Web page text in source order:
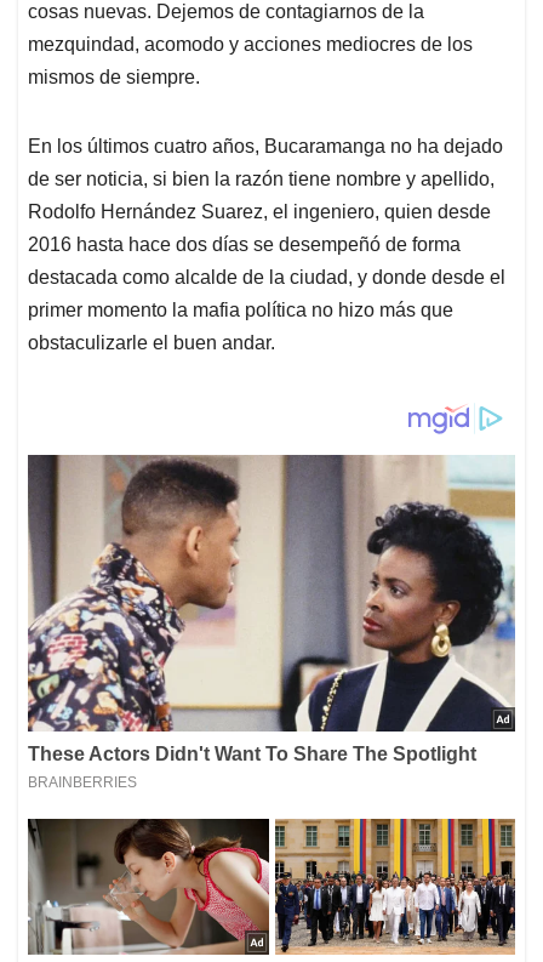
cosas nuevas. Dejemos de contagiarnos de la
mezquindad, acomodo y acciones mediocres de los
mismos de siempre.
En los últimos cuatro años, Bucaramanga no ha dejado
de ser noticia, si bien la razón tiene nombre y apellido,
Rodolfo Hernández Suarez, el ingeniero, quien desde
2016 hasta hace dos días se desempeñó de forma
destacada como alcalde de la ciudad, y donde desde el
primer momento la mafia política no hizo más que
obstaculizarle el buen andar.